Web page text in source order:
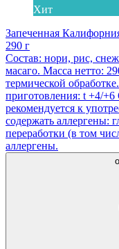
Хит
Запеченная
290 г
Состав: нори, рис,
масаго. Масса нетто:
термической
приготовления: t +4/+6
рекомендуется к
содержать аллергены:
переработки (в том
аллергены.